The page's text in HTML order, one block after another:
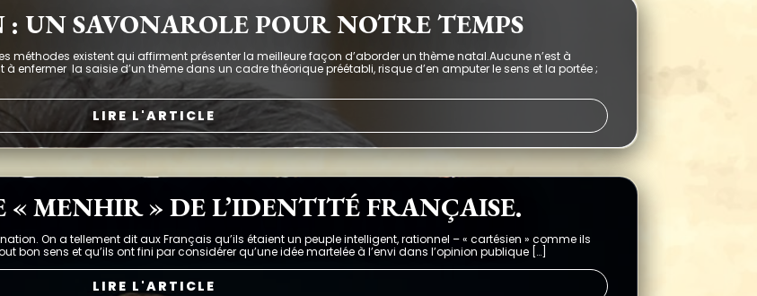
UN SAVONAROLE POUR NOTRE TEMPS
méthodes existent qui affirment présenter la meilleure façon d’aborder un thème natal.Aucune n’est à
enfermer la saisie d’un thème dans un cadre théorique préétabli, risque d’en amputer le sens et la portée ;
LIRE L'ARTICLE
« MENHIR » DE L’IDENTITÉ FRANÇAISE.
nation. On a tellement dit aux Français qu’ils étaient un peuple intelligent, rationnel – « cartésien » comme ils
bon sens et qu’ils ont fini par considérer qu’une idée martelée à l’envi dans l’opinion publique […]
LIRE L'ARTICLE